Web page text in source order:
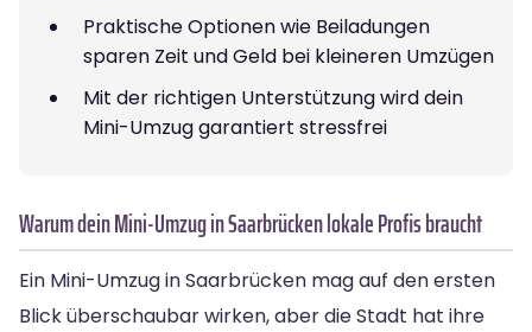
Praktische Optionen wie Beiladungen
sparen Zeit und Geld bei kleineren Umzügen
Mit der richtigen Unterstützung wird dein
Mini-Umzug garantiert stressfrei
Warum dein Mini-Umzug in Saarbrücken lokale Profis braucht
Ein Mini-Umzug in Saarbrücken mag auf den ersten
Blick überschaubar wirken, aber die Stadt hat ihre